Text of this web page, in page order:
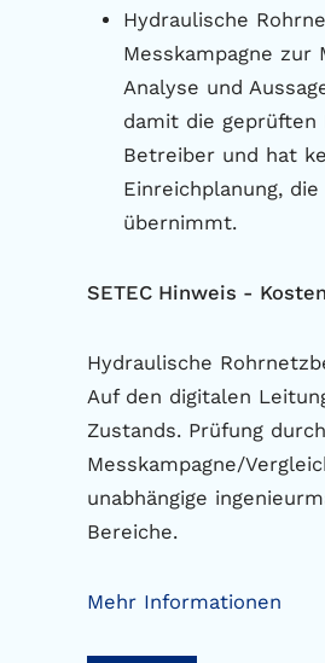
Hydraulische
Messkampagne zur
Analyse und
damit die geprüften
Betreiber und hat
Einreichplanung,
übernimmt.
SETEC Hinweis -
Hydraulische
Auf den digitalen
Zustands. Prüfung
Messkampagne/
unabhängige
Bereiche.
Mehr Informationen